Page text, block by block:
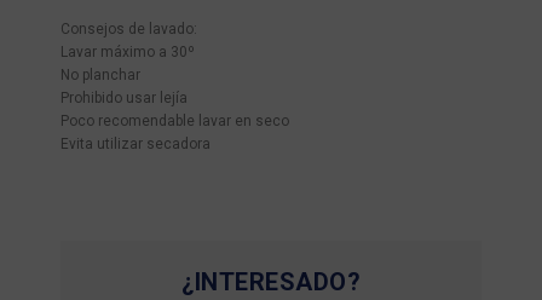
Consejos de lavado:
Lavar máximo a 30º
No planchar
Prohibido usar lejía
Poco recomendable lavar en seco
Evita utilizar secadora
¿INTERESADO?